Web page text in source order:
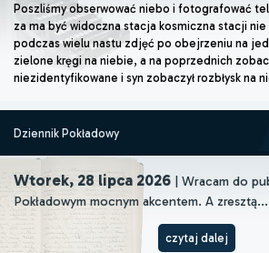
Poszliśmy obserwować niebo i fotografować
za ma być widoczna stacja kosmiczna stacji nie
podczas wielu nastu zdjęć po obejrzeniu na
zielone kręgi na niebie, a na poprzednich
niezidentyfikowane i syn zobaczył rozbłysk na
Dziennik Pokładowy
Wtorek, 28 lipca 2026 | Wracam do
Pokładowym mocnym akcentem. A
czytaj dalej